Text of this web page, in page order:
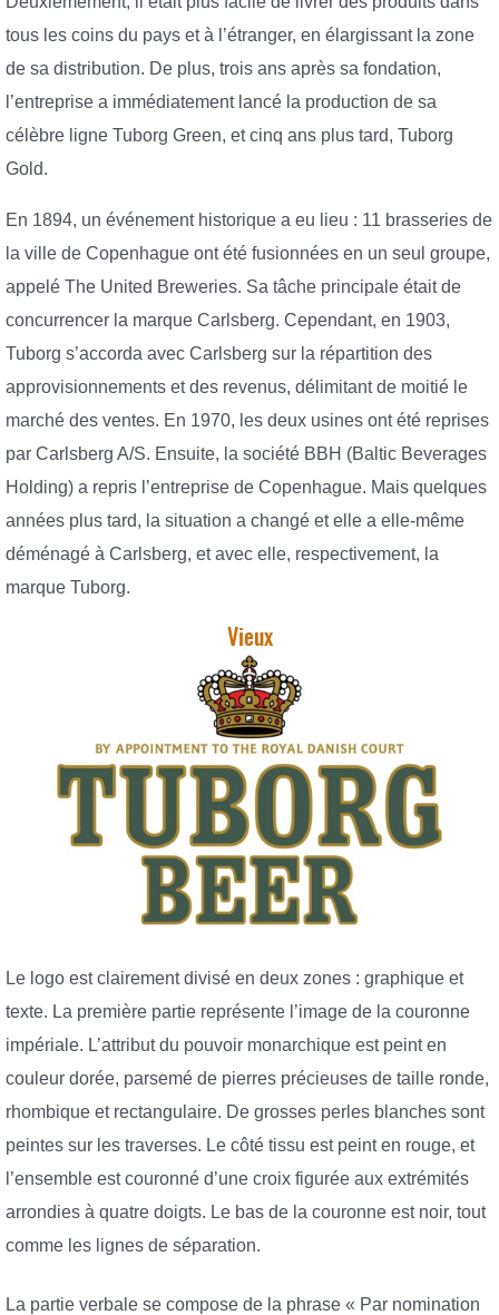
tous les coins du pays et à l’étranger, en élargissant la zone
de sa distribution. De plus, trois ans après sa fondation,
l’entreprise a immédiatement lancé la production de sa
célèbre ligne Tuborg Green, et cinq ans plus tard, Tuborg
Gold.
En 1894, un événement historique a eu lieu : 11 brasseries de
la ville de Copenhague ont été fusionnées en un seul groupe,
appelé The United Breweries. Sa tâche principale était de
concurrencer la marque Carlsberg. Cependant, en 1903,
Tuborg s’accorda avec Carlsberg sur la répartition des
approvisionnements et des revenus, délimitant de moitié le
marché des ventes. En 1970, les deux usines ont été reprises
par Carlsberg A/S. Ensuite, la société BBH (Baltic Beverages
Holding) a repris l’entreprise de Copenhague. Mais quelques
années plus tard, la situation a changé et elle a elle-même
déménagé à Carlsberg, et avec elle, respectivement, la
marque Tuborg.
Vieux
Le logo est clairement divisé en deux zones : graphique et
texte. La première partie représente l’image de la couronne
impériale. L’attribut du pouvoir monarchique est peint en
couleur dorée, parsemé de pierres précieuses de taille ronde,
rhombique et rectangulaire. De grosses perles blanches sont
peintes sur les traverses. Le côté tissu est peint en rouge, et
l’ensemble est couronné d’une croix figurée aux extrémités
arrondies à quatre doigts. Le bas de la couronne est noir, tout
comme les lignes de séparation.
La partie verbale se compose de la phrase « Par nomination